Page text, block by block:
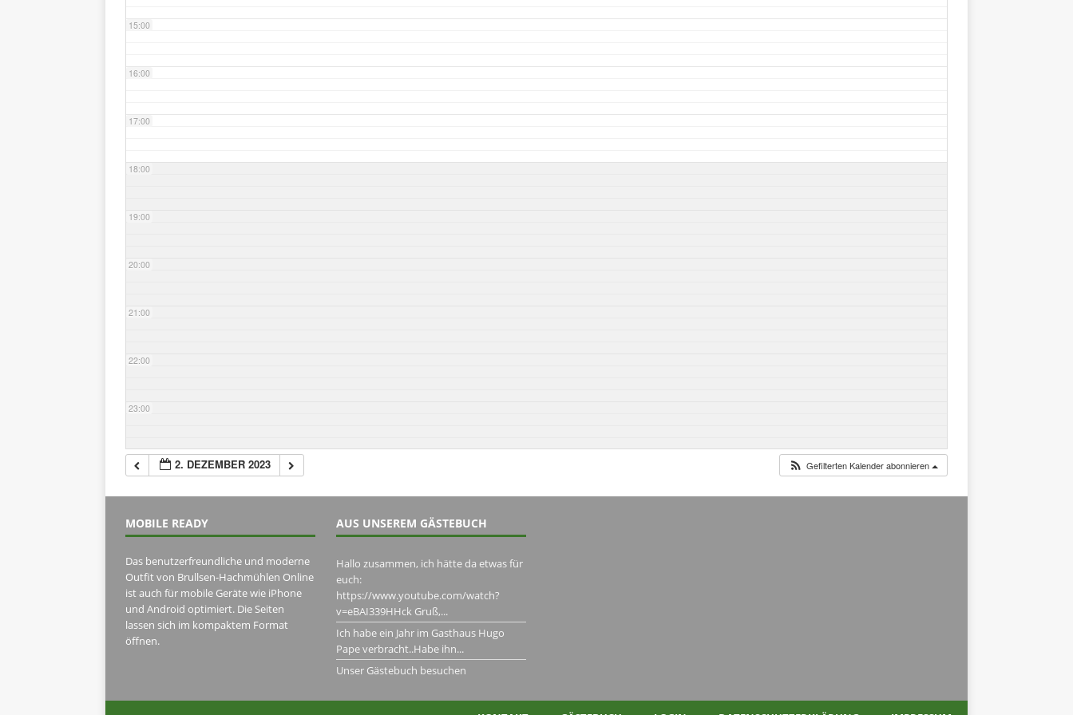
15:00
16:00
17:00
18:00
19:00
20:00
21:00
22:00
23:00
2. DEZEMBER 2023 Gefilterten Kalender abonnieren
MOBILE READY
Das benutzerfreundliche und moderne
Outfit von Brullsen-Hachmühlen Online
ist auch für mobile Geräte wie iPhone
und Android optimiert. Die Seiten
lassen sich im kompaktem Format
öffnen.
AUS UNSEREM GÄSTEBUCH
Hallo zusammen, ich hätte da etwas für
euch:
https://www.youtube.com/watch?
v=eBAI339HHck Gruß,...
Ich habe ein Jahr im Gasthaus Hugo
Pape verbracht..Habe ihn...
Unser Gästebuch besuchen